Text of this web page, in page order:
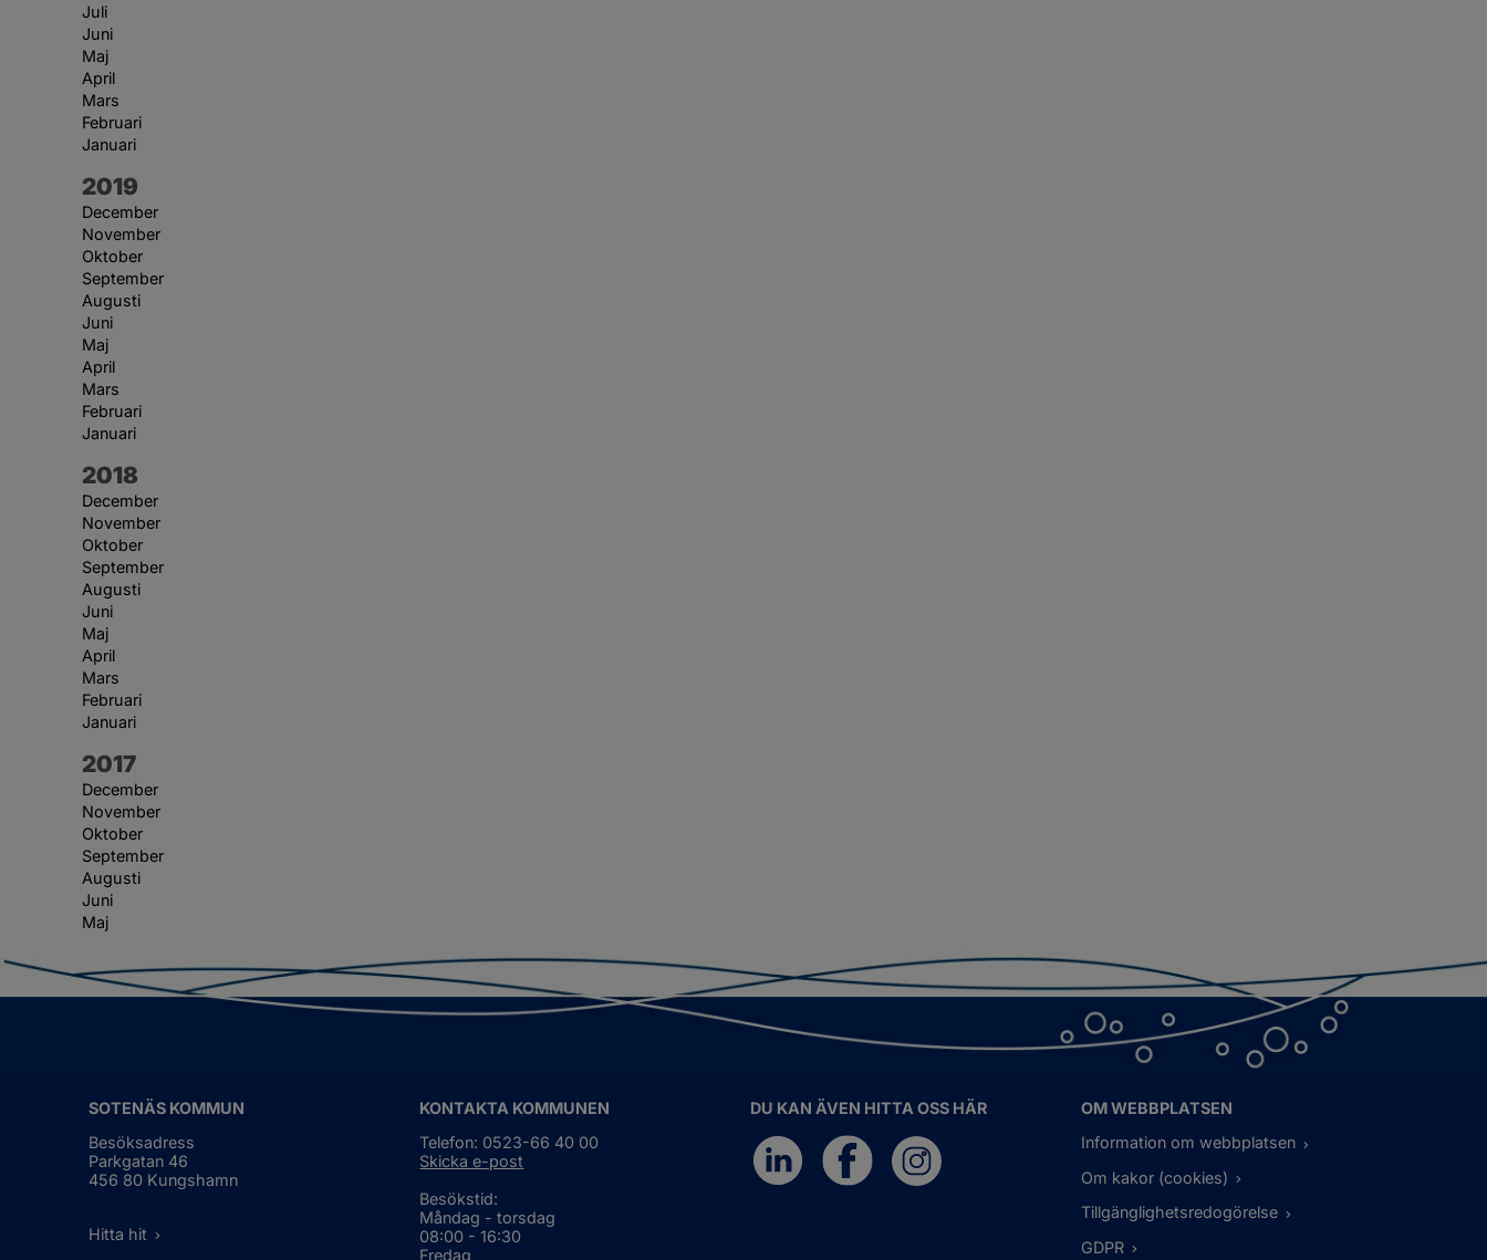
Juli
Juni
Maj
April
Mars
Februari
Januari
År:
2019
December
November
Oktober
September
Augusti
Juni
Maj
April
Mars
Februari
Januari
År:
2018
December
November
Oktober
September
Augusti
Juni
Maj
April
Mars
Februari
Januari
År:
2017
December
November
Oktober
September
Augusti
Juni
Maj
SOTENÄS KOMMUN
Besöksadress
Parkgatan 46
456 80 Kungshamn
Hitta hit
KONTAKTA KOMMUNEN
Telefon: 0523-66 40 00
Skicka e-post
Besökstid:
Måndag - torsdag
08:00 - 16:30
Fredag
DU KAN ÄVEN HITTA OSS HÄR
OM WEBBPLATSEN
Information om webbplatsen
Om kakor (cookies)
Tillgänglighetsredogörelse
GDPR